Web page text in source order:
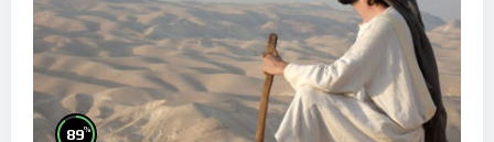
89%